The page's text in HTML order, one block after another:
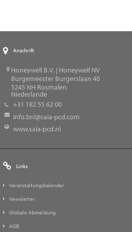
Anschrift
Honeywell B.V. | Honeywell NV
Burgemeester Burgerslaan 40
5245 NH Rosmalen
Niederlande
+31 182 55 62 00
info.bnl@saia-pcd.com
www.saia-pcd.nl
Links
Veranstaltungskalender
Newsletter
Globale Abmeldung
AGB